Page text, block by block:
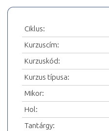
Ciklus:
Kurzuscím:
Kurzuskód:
Kurzus típusa:
Mikor:
Hol:
Tantárgy: